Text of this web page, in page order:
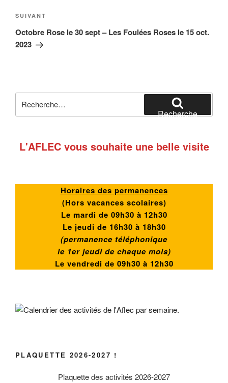
Article
suivant
SUIVANT
Octobre Rose le 30 sept – Les Foulées Roses le 15 oct.
2023
pour
Recherche
L'AFLEC vous souhaite une belle visite
Horaires des permanences
(Hors vacances scolaires)
Le mardi de 09h30 à 12h30
Le jeudi de 16h30 à 18h30
(permanence téléphonique
le 1er jeudi de chaque mois)
Le vendredi de 09h30 à 12h30
PLAQUETTE 2026-2027 !
Plaquette des activités 2026-2027